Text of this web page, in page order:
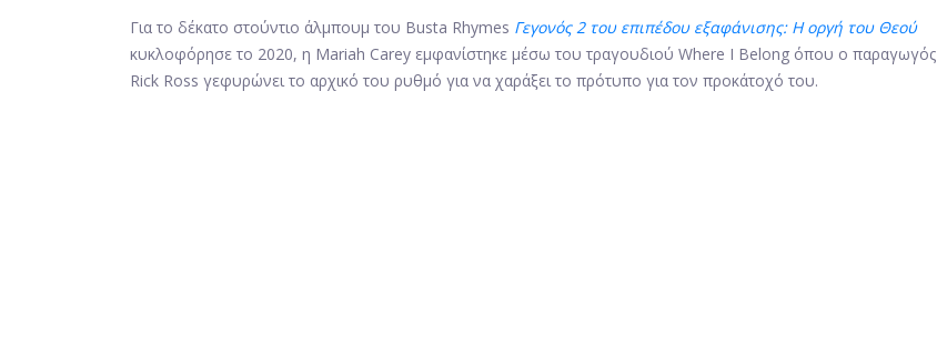
Για το δέκατο στούντιο άλμπουμ του Busta Rhymes Γεγονός 2 του επιπέδου εξαφάνισης: Η οργή του Θεού
κυκλοφόρησε το 2020, η Mariah Carey εμφανίστηκε μέσω του τραγουδιού Where I Belong όπου ο παραγωγός
Rick Ross γεφυρώνει το αρχικό του ρυθμό για να χαράξει το πρότυπο για τον προκάτοχό του.